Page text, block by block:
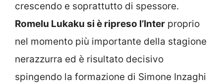
crescendo e soprattutto di spessore.
Romelu Lukaku si è ripreso l’Inter proprio
nel momento più importante della stagione
nerazzurra ed è risultato decisivo
spingendo la formazione di Simone Inzaghi